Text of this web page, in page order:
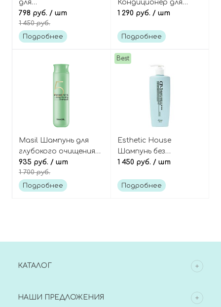
для
восстанавливающего
ухода за волосами, 3
шт, Hello Spring 3-8-9
798 руб. / шт
1 450 руб.
Подробнее
Кондиционер для
волос с имбирём, CP-1
Conditioner
1 290 руб. / шт
Подробнее
Masil Шампунь для
глубокого очищения
волос с кислотами 5
Probiotics scalp scaling
shampoo
935 руб. / шт
1 700 руб.
Подробнее
Best
Esthetic House
Шампунь без
сульфатов
CP-1 Aquaxyl complex
1 450 руб. / шт
Подробнее
КАТАЛОГ
НАШИ ПРЕДЛОЖЕНИЯ